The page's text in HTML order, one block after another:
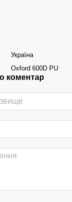
Україна
Oxford 600D PU
коментар